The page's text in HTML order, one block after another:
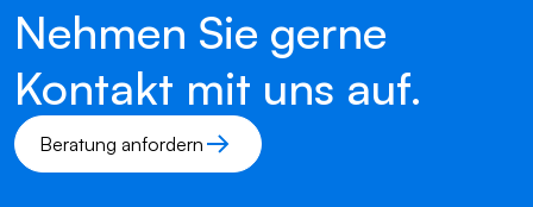
Nehmen Sie gerne
Kontakt mit uns auf.
Beratung anfordern